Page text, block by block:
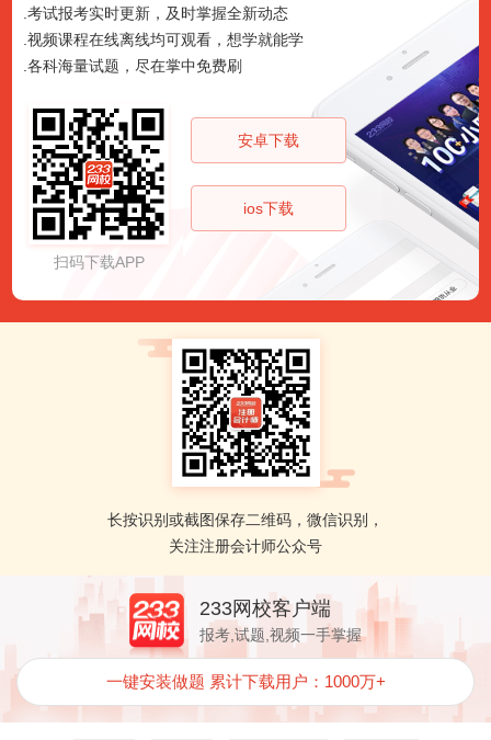
.考试报考实时更新，及时掌握全新动态
.视频课程在线离线均可观看，想学就能学
.各科海量试题，尽在掌中免费刷
扫码下载APP
安卓下载
ios下载
长按识别或截图保存二维码，微信识别，
关注注册会计师公众号
233网校客户端
报考,试题,视频一手掌握
一键安装做题 累计下载用户：1000万+